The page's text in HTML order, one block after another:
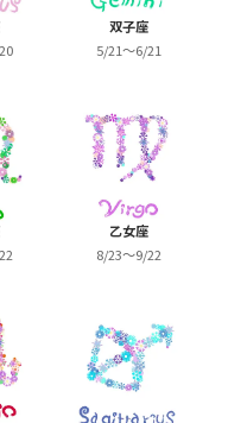
双子座
5/21～6/21
乙女座
8/23～9/22